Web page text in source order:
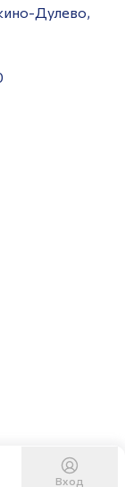
Дулево,
Вход